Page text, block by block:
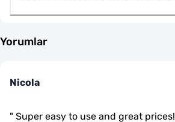
Yorumlar
Nicola
" Super easy to use and great prices!